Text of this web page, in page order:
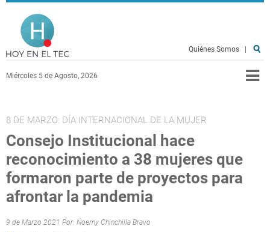
Pasar al contenido principal
Miércoles 5 de Agosto, 2026
Quiénes Somos
8 DE MARZO: DÍA INTERNACIONAL DE LA MUJER
Consejo Institucional hace
reconocimiento a 38 mujeres que
formaron parte de proyectos para
afrontar la pandemia
9 de Marzo 2021 Por: Noemy Chinchilla Bravo